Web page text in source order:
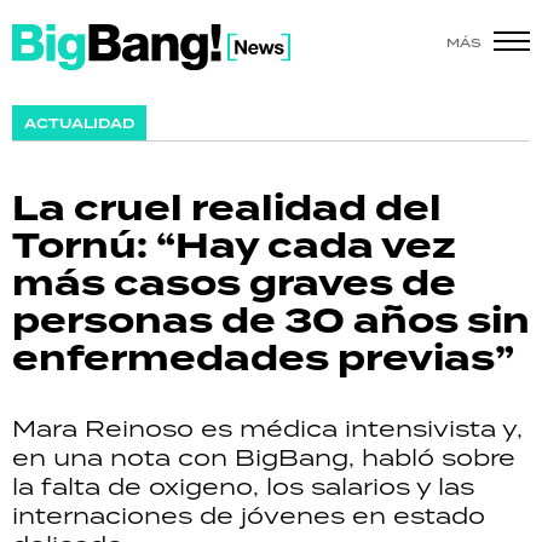
MÁS
ACTUALIDAD
La cruel realidad del
Tornú: “Hay cada vez
más casos graves de
personas de 30 años sin
enfermedades previas”
Mara Reinoso es médica intensivista y,
en una nota con BigBang, habló sobre
la falta de oxigeno, los salarios y las
internaciones de jóvenes en estado
SHOW
ACTUALIDAD
POLICIALES
ECONOMÍA
SALUD
DEPORTES